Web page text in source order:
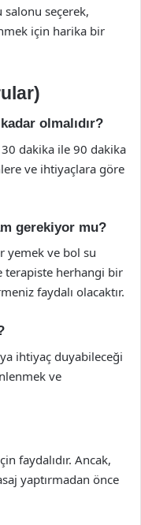
salonu seçerek,
için harika bir
olmalıdır?
30 dakika ile 90 dakika
ve ihtiyaçlara göre
gerekiyor mu?
yemek ve bol su
terapiste herhangi bir
faydalı olacaktır.
ihtiyaç duyabileceği
ve
faydalıdır. Ancak,
yaptırmadan önce